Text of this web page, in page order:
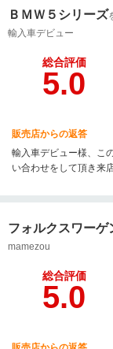
ＢＭＷ５シリーズ
輸入車デビュー
総合評価
5.0
販売店からの返答
輸入車デビュー様、こ
い合わせをして頂き来
みんなでおいしく頂き
長いお付き合いになる
輸入車デビュー様これ
フォルクスワーゲ
mamezou
総合評価
5.0